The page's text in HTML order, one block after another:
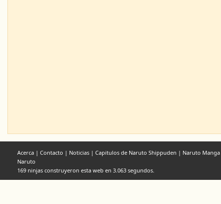
Acerca | Contacto | Noticias | Capitulos de Naruto Shippuden | Naruto Manga
Naruto
169 ninjas construyeron esta web en 3.063 segundos.